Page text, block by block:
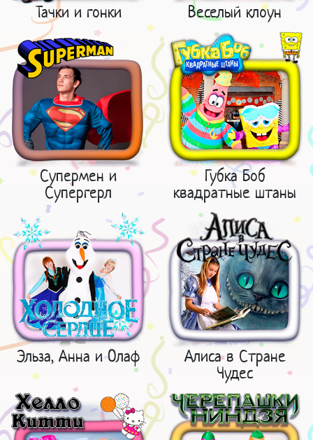
Тачки и гонки Веселый клоун
Супермен и
Супергерл
Губка Боб
квадратные штаны
Эльза, Анна и Олаф
Алиса в Стране
Чудес